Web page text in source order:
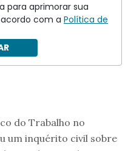
do Trabalho no
um inquérito civil sobre
para aprimorar sua
com a Política de